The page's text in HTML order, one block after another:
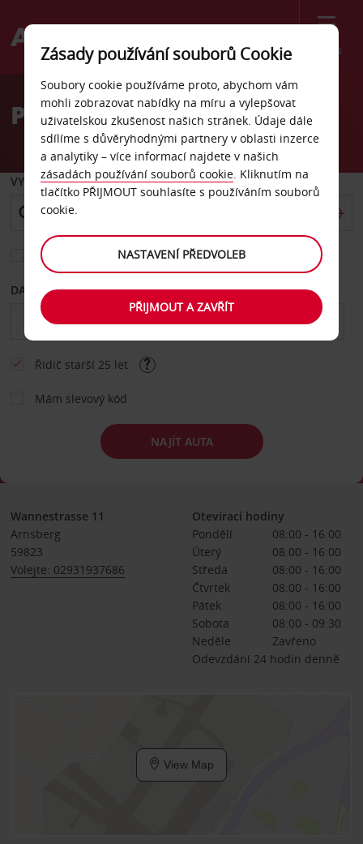
Menu
Welcome
AvisPronájem auta Arnsberg
VYZVEDNOUT Z
Vyberte si jiné místo vrácení
DATUM OD DATUM DO
Řidič starší 25 let
Mám slevový kód
NAJÍT AUTA
Wannestrasse 11
Arnsberg
59823
Volejte: 02931937686
Otevírací hodiny
Pondělí
08:00 - 16:00
Úterý
08:00 - 16:00
Středa
08:00 - 16:00
Čtvrtek
08:00 - 16:00
Pátek
08:00 - 16:00
Sobota
08:00 - 09:30
Neděle
Zavřeno
Odevzdání 24 hodin denně
View Map
Zásady používání souborů Cookie
Soubory cookie používáme proto, abychom vám
mohli zobrazovat nabídky na míru a vylepšovat
uživatelskou zkušenost našich stránek. Údaje dále
sdílíme s důvěryhodnými partnery v oblasti inzerce
a analytiky – více informací najdete v našich
zásadách používání souborů cookie. Kliknutím na
tlačítko PŘIJMOUT souhlasíte s používáním souborů
cookie.
NASTAVENÍ PŘEDVOLEB
PŘIJMOUT A ZAVŘÍT